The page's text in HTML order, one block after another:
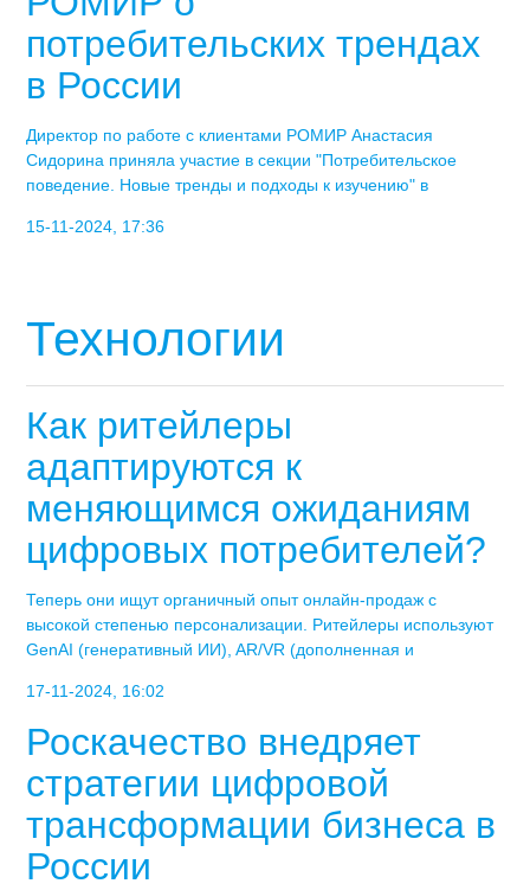
потребительских трендах
в России
Директор по работе с клиентами РОМИР Анастасия
Сидорина приняла участие в секции "Потребительское
поведение. Новые тренды и подходы к изучению" в
15-11-2024, 17:36
Технологии
Как ритейлеры
адаптируются к
меняющимся ожиданиям
цифровых потребителей?
Теперь они ищут органичный опыт онлайн-продаж с
высокой степенью персонализации. Ритейлеры используют
GenAI (генеративный ИИ), AR/VR (дополненная и
17-11-2024, 16:02
Роскачество внедряет
стратегии цифровой
трансформации бизнеса в
России